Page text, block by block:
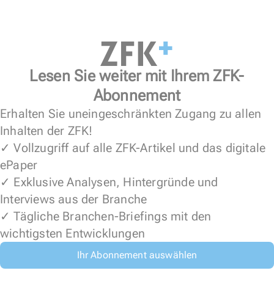
Lesen Sie weiter mit Ihrem ZFK-
Abonnement
Erhalten Sie uneingeschränkten Zugang zu allen
Inhalten der ZFK!
✓ Vollzugriff auf alle ZFK-Artikel und das digitale
ePaper
✓ Exklusive Analysen, Hintergründe und
Interviews aus der Branche
✓ Tägliche Branchen-Briefings mit den
wichtigsten Entwicklungen
Ihr Abonnement auswählen